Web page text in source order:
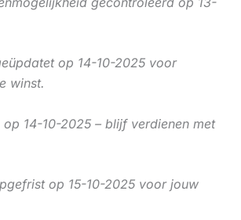
op 14-10-2025 voor
winst.
op 14-10-2025 – blijf verdienen met
op 15-10-2025 voor jouw